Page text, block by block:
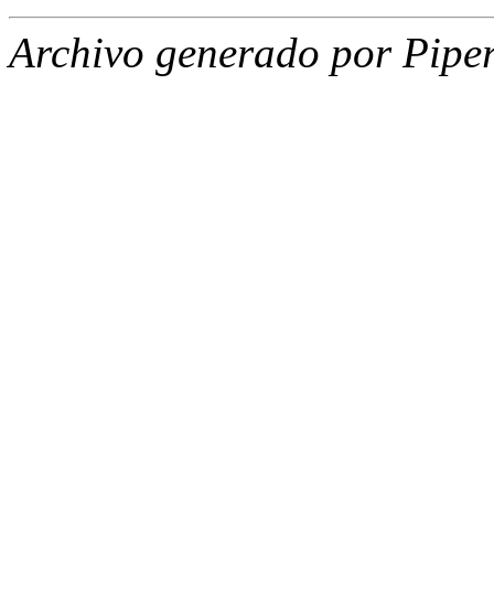
Archivo generado por